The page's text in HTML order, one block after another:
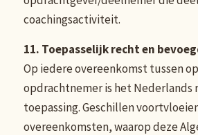
coachingsactiviteit.
11. Toepasselijk recht en
Op iedere overeenkomst tussen
opdrachtnemer is het Nederlands
toepassing. Geschillen
overeenkomsten, waarop deze